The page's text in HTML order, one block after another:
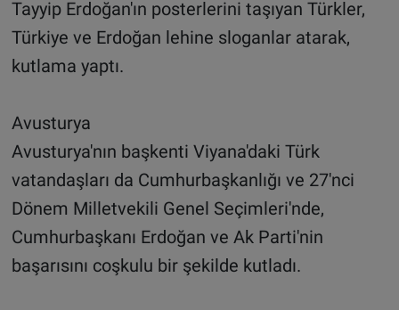
Tayyip Erdoğan'ın posterlerini taşıyan Türkler,
Türkiye ve Erdoğan lehine sloganlar atarak,
kutlama yaptı.
Avusturya
Avusturya'nın başkenti Viyana'daki Türk
vatandaşları da Cumhurbaşkanlığı ve 27'nci
Dönem Milletvekili Genel Seçimleri'nde,
Cumhurbaşkanı Erdoğan ve Ak Parti'nin
başarısını coşkulu bir şekilde kutladı.